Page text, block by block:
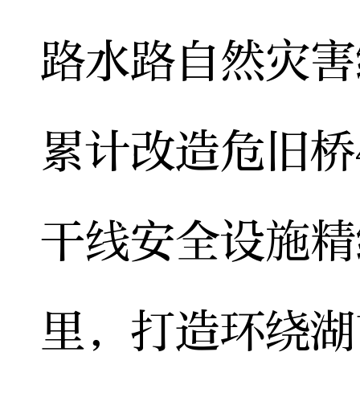
路水路自然灾
累计改造危旧
干线安全设施
里，打造环绕